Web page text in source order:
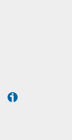
Tiktok